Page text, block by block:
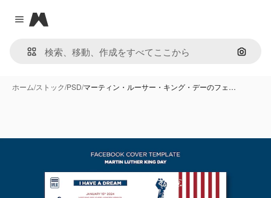
Close menu
Magnific
画像で
ホーム/ストック/PSD/マーティン・ルーサー・キング・デーのフェ…